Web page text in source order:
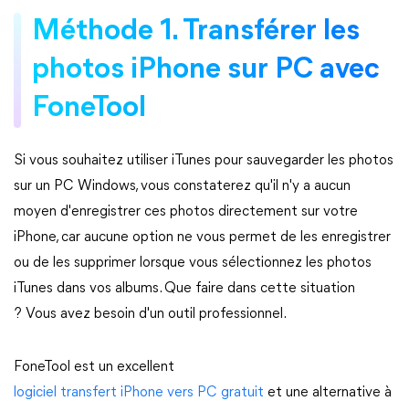
Méthode 1. Transférer les
photos iPhone sur PC avec
FoneTool
Si vous souhaitez utiliser iTunes pour sauvegarder les photos
sur un PC Windows, vous constaterez qu'il n'y a aucun
moyen d'enregistrer ces photos directement sur votre
iPhone, car aucune option ne vous permet de les enregistrer
ou de les supprimer lorsque vous sélectionnez les photos
iTunes dans vos albums. Que faire dans cette situation
? Vous avez besoin d'un outil professionnel.
FoneTool est un excellent
logiciel transfert iPhone vers PC gratuit et une alternative à